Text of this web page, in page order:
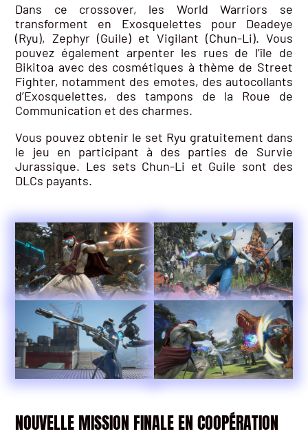
Dans ce crossover, les World Warriors se
transforment en Exosquelettes pour Deadeye
(Ryu), Zephyr (Guile) et Vigilant (Chun-Li). Vous
pouvez également arpenter les rues de l’île de
Bikitoa avec des cosmétiques à thème de Street
Fighter, notamment des emotes, des autocollants
d’Exosquelettes, des tampons de la Roue de
Communication et des charmes.
Vous pouvez obtenir le set Ryu gratuitement dans
le jeu en participant à des parties de Survie
Jurassique. Les sets Chun-Li et Guile sont des
DLCs payants.
NOUVELLE MISSION FINALE EN COOPÉRATION